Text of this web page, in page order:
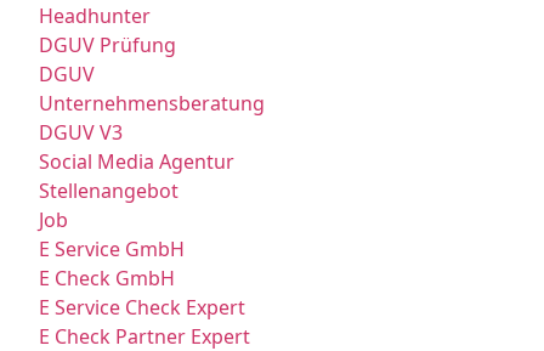
Headhunter
DGUV Prüfung
DGUV
Unternehmensberatung
DGUV V3
Social Media Agentur
Stellenangebot
Job
E Service GmbH
E Check GmbH
E Service Check Expert
E Check Partner Expert